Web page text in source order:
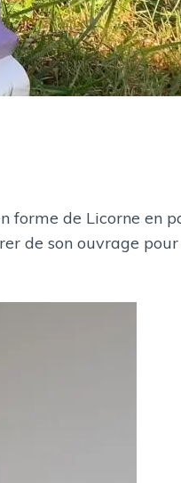
forme de Licorne en
de son ouvrage